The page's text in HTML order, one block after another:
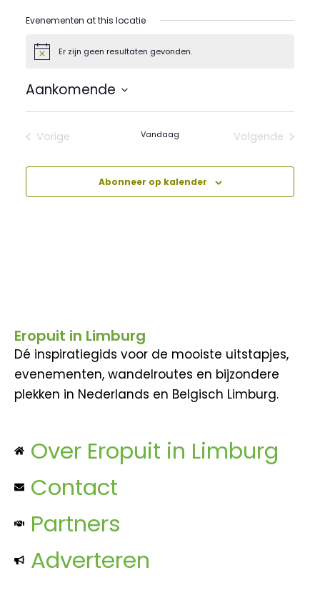
Evenementen at this locatie
BerichtEr zijn geen resultaten gevonden.
Aankomende
datum.
Vorige
Vandaag
Volgende
Abonneer op kalender
Eropuit in Limburg
Dé inspiratiegids voor de mooiste uitstapjes,
evenementen, wandelroutes en bijzondere
plekken in Nederlands en Belgisch Limburg.
Over Eropuit in Limburg
Contact
Partners
Adverteren